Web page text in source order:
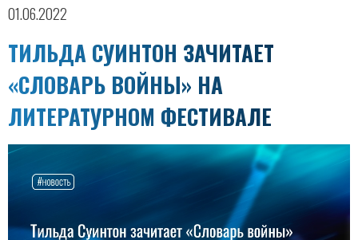
01.06.2022
ТИЛЬДА СУИНТОН ЗАЧИТАЕТ
«СЛОВАРЬ ВОЙНЫ» НА
ЛИТЕРАТУРНОМ ФЕСТИВАЛЕ